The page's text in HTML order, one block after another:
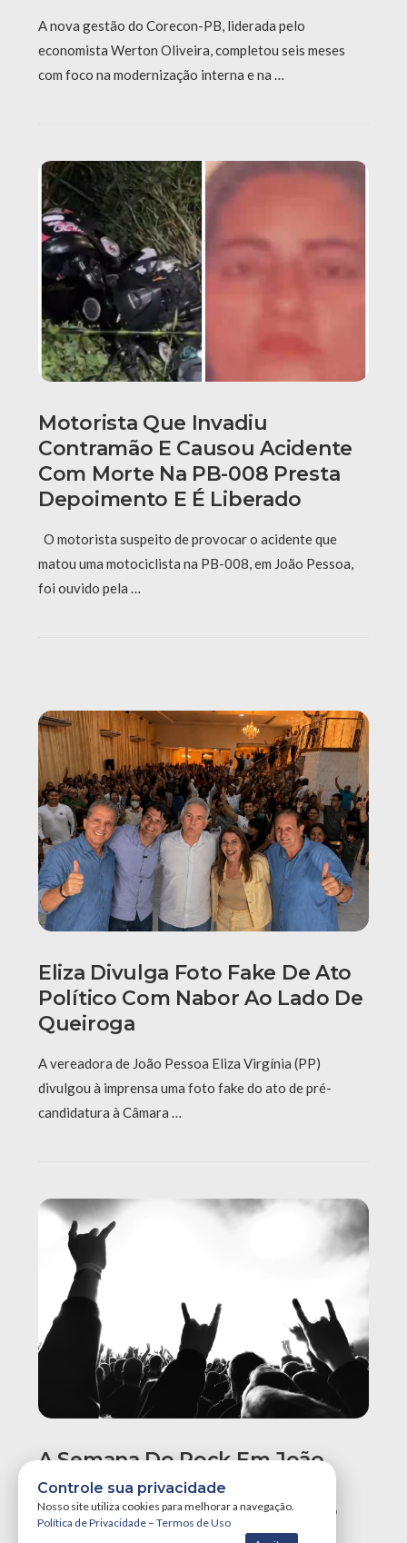
A nova gestão do Corecon-PB, liderada pelo
economista Werton Oliveira, completou seis meses
com foco na modernização interna e na …
Motorista Que Invadiu
Contramão E Causou Acidente
Com Morte Na PB-008 Presta
Depoimento E É Liberado
O motorista suspeito de provocar o acidente que
matou uma motociclista na PB-008, em João Pessoa,
foi ouvido pela …
Eliza Divulga Foto Fake De Ato
Político Com Nabor Ao Lado De
Queiroga
A vereadora de João Pessoa Eliza Virgínia (PP)
divulgou à imprensa uma foto fake do ato de pré-
candidatura à Câmara …
A Semana Do Rock Em João
Pessoa Promete Um Dos
Maiores Finais De Semana Do
Controle sua privacidade
Nosso site utiliza cookies para melhorar a navegação.
Política de Privacidade – Termos de Uso